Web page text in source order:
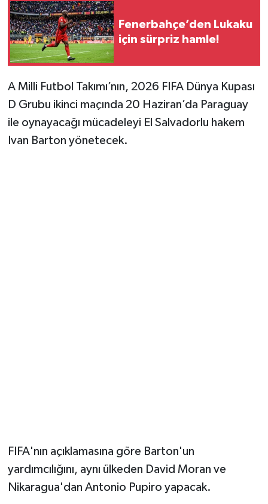
Fenerbahçe’den Lukaku
için sürpriz hamle!
A Milli Futbol Takımı’nın, 2026 FIFA Dünya Kupası
D Grubu ikinci maçında 20 Haziran’da Paraguay
ile oynayacağı mücadeleyi El Salvadorlu hakem
Ivan Barton yönetecek.
FIFA'nın açıklamasına göre Barton'un
yardımcılığını, aynı ülkeden David Moran ve
Nikaragua'dan Antonio Pupiro yapacak.